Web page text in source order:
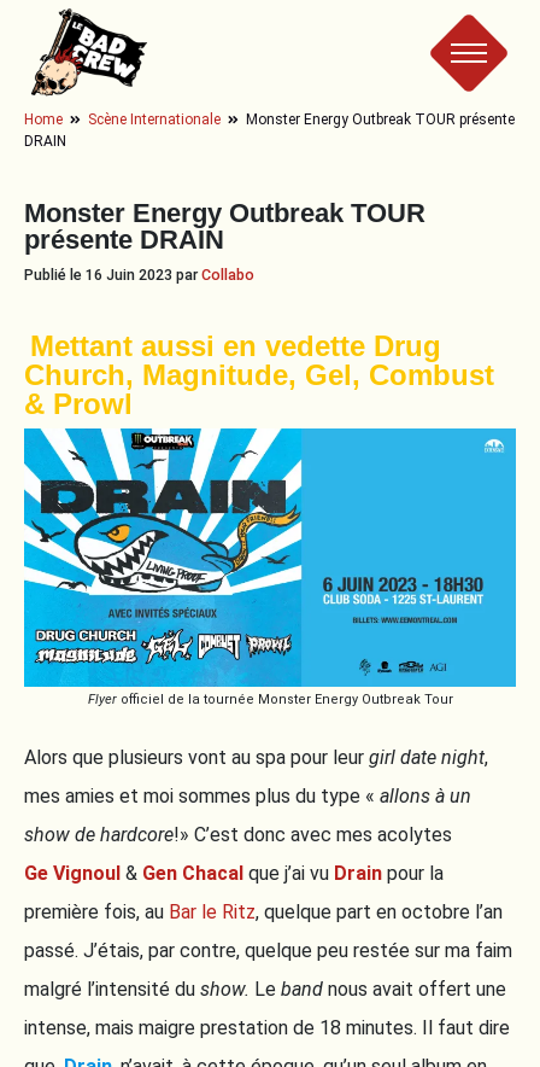
Le
Crew
Home Scène Internationale
Monster Energy Outbreak TOUR présente
DRAIN
Monster Energy Outbreak TOUR
présente DRAIN
Publié le 16 Juin 2023 parCollabo
Mettant aussi en vedette Drug
Church, Magnitude, Gel, Combust
& Prowl
Flyerofficiel de la tournée Monster Energy Outbreak Tour
Alors que plusieurs vont au spa pour leur girl date night,
mes amies et moi sommes plus du type « allons à un
show de hardcore!» C’est donc avec mes acolytes
Ge Vignoul & Gen Chacal que j’ai vu Drain pour la
première fois, au Bar le Ritz, quelque part en octobre l’an
passé. J’étais, par contre, quelque peu restée sur ma faim
malgré l’intensité du show. Le band nous avait offert une
intense, mais maigre prestation de 18 minutes. Il faut dire